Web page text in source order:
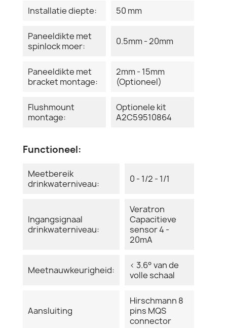
Installatie diepte: 50 mm
Paneeldikte met
spinlock moer:
0.5mm - 20mm
Paneeldikte met
bracket montage:
2mm - 15mm
(Optioneel)
Flushmount
montage:
Optionele kit
A2C59510864
Functioneel:
Meetbereik
drinkwaterniveau:
0 - 1/2 - 1/1
Ingangsignaal
drinkwaterniveau:
Veratron
Capacitieve
sensor 4 -
20mA
Meetnauwkeurigheid:
< 3.6° van de
volle schaal
Aansluiting
Hirschmann 8
pins MQS
connector